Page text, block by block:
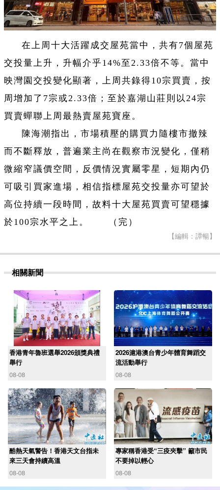
在上周十大活躍成交屋苑當中，共有7個屋苑
交投量上升，升幅介乎14%至2.33倍不等。當中
映灣園交投變化顯著，上周共錄得10宗買賣，按
周增加了7宗或2.33倍；至於嘉湖山莊則以24宗
買賣蟬聯上周最熱賣屋苑寶座。
陳海潮指出，市場積壓的購買力隨樓市撤辣
而不斷釋放，普遍業主尚在觀察市況變化，僅稍
微縮窄議價空間，反價情況實屬零星，短期內仍
可吸引買家進場，相信指標屋苑交投量亦可望於
高位持續一段時間，故料十大屋苑買賣可望穩據
於100宗水平之上。 （完）
【編輯：譚暢】
相關新聞
香港青年魯班選舉2026頒獎典禮
舉行
08-08
2026滬港澳台青少年體育舞蹈交
流活動舉行
08-08
酷熱天氣警告！香港天文台指未
來三天會持續高溫
08-08
專家稱香港受“三疫夾擊” 籲市民
不要掉以輕心
08-08